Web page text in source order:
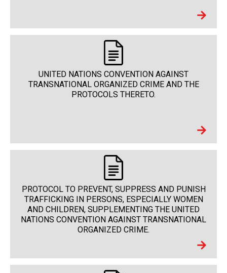
UNITED NATIONS CONVENTION AGAINST
TRANSNATIONAL ORGANIZED CRIME AND THE
PROTOCOLS THERETO.
PROTOCOL TO PREVENT, SUPPRESS AND PUNISH
TRAFFICKING IN PERSONS, ESPECIALLY WOMEN
AND CHILDREN, SUPPLEMENTING THE UNITED
NATIONS CONVENTION AGAINST TRANSNATIONAL
ORGANIZED CRIME.